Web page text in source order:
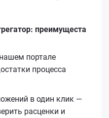
преимущеста
портале
процесса
в один клик —
расценки и